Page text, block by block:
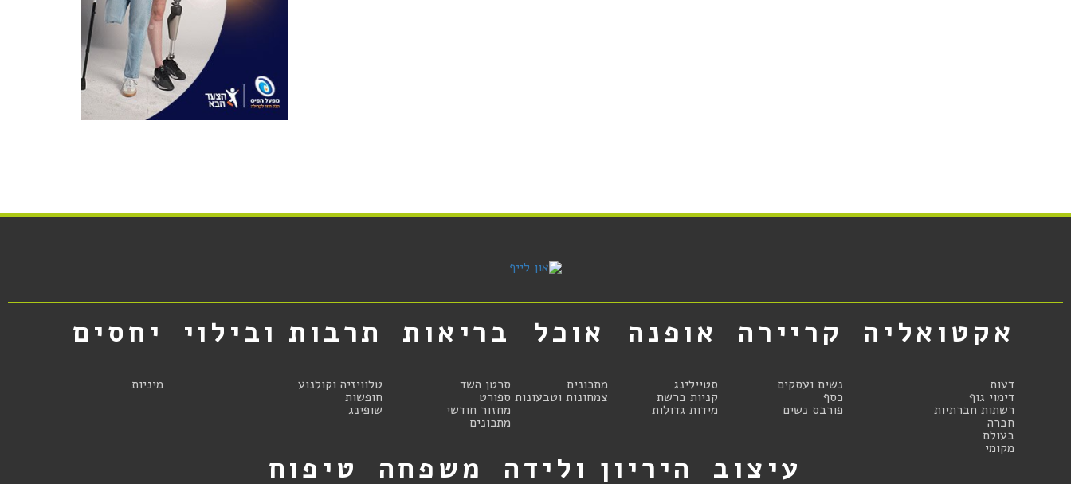
אקטואליה
דעות
דימוי גוף
רשתות חברתיות
חברה
בעולם
מקומי
קריירה
נשים ועסקים
כסף
פורבס נשים
אופנה
סטיילינג
קניות ברשת
מידות גדולות
אוכל
מתכונים
צמחונות וטבעונות
בריאות
סרטן השד
ספורט
מחזור חודשי
מתכונים
תרבות ובילוי
טלוויזיה וקולנוע
חופשות
שופינג
יחסים
מיניות
עיצוב היריון ולידה משפחה טיפוח